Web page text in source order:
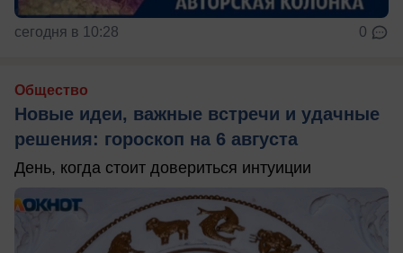
сегодня в 10:28 0
Общество
Новые идеи, важные встречи и удачные
решения: гороскоп на 6 августа
День, когда стоит довериться интуиции